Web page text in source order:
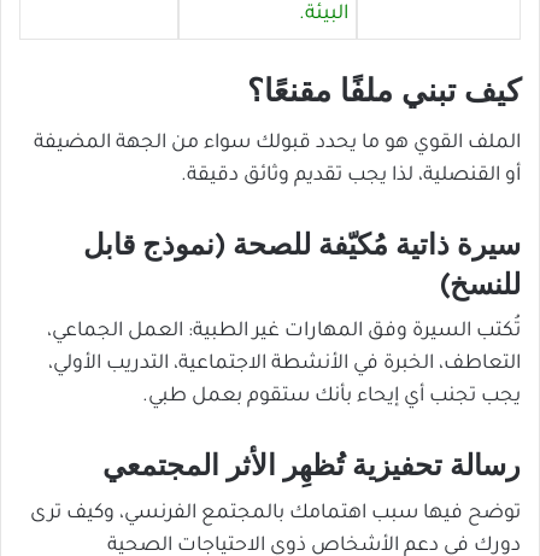
البيئة.
كيف تبني ملفًا مقنعًا؟
الملف القوي هو ما يحدد قبولك سواء من الجهة المضيفة
أو القنصلية، لذا يجب تقديم وثائق دقيقة.
سيرة ذاتية مُكيّفة للصحة (نموذج قابل
للنسخ)
تُكتب السيرة وفق المهارات غير الطبية: العمل الجماعي،
التعاطف، الخبرة في الأنشطة الاجتماعية، التدريب الأولي،
يجب تجنب أي إيحاء بأنك ستقوم بعمل طبي.
رسالة تحفيزية تُظهِر الأثر المجتمعي
توضح فيها سبب اهتمامك بالمجتمع الفرنسي، وكيف ترى
دورك في دعم الأشخاص ذوي الاحتياجات الصحية